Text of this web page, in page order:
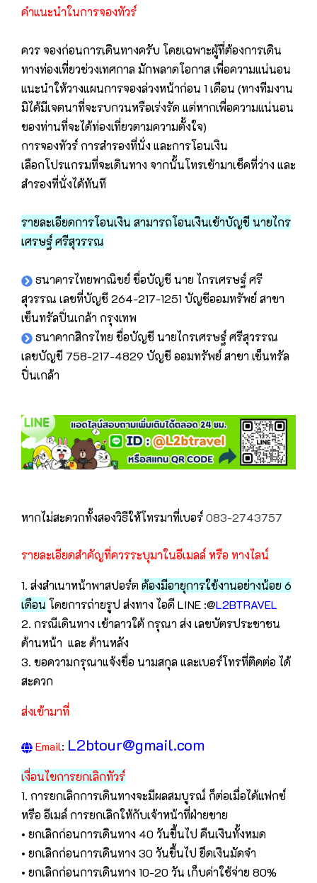
คำแนะนำในการจองทัวร์
ควร จองก่อนการเดินทางครับ โดยเฉพาะผู้ที่ต้องการเดิน
ทางท่องเที่ยวช่วงเทศกาล มักพลาดโอกาส เพื่อความแน่นอน
แนะนำให้วางแผนการจองล่วงหน้าก่อน 1 เดือน (ทางทีมงาน
มิได้มีเจตนาที่จะรบกวนหรือเร่งรัด แต่หากเพื่อความแน่นอน
ของท่านที่จะได้ท่องเที่ยวตามความตั้งใจ)
การจองทัวร์ การสำรองที่นั่ง และการโอนเงิน
เลือกโปรแกรมที่จะเดินทาง จากนั้นโทรเข้ามาเช็คที่ว่าง และ
สำรองที่นั่งได้ทันที
รายละเอียดการโอนเงิน สามารถโอนเงินเข้าบัญชี นายไกร
เศรษฐ์ ศรีสุวรรณ
ธนาคารไทยพาณิชย์ ชื่อบัญชี นาย ไกรเศรษฐ์ ศรี
สุวรรณ เลขที่บัญชี 264-217-1251 บัญชีออมทรัพย์ สาขา
เซ็นทรัลปิ่นเกล้า กรุงเทพ
ธนาคากสิกรไทย ชื่อบัญชี นายไกรเศรษฐ์ ศรีสุวรรณ
เลขบัญชี 758-217-4829 บัญชี ออมทรัพย์ สาขา เซ็นทรัล
ปิ่นเกล้า
หากไม่สะดวกทั้งสองวิธีให้โทรมาที่เบอร์083-2743757
รายละเอียดสำคัญที่ควรระบุมาในอีเมลล์ หรือ ทางไลน์
1. ส่งสำเนาหน้าพาสปอร์ตต้องมีอายุการใช้งานอย่างน้อย 6
เดือน โดยการถ่ายรูป ส่งทาง ไอดี LINE :@L2BTRAVEL
2. กรณีเดินทาง เข้าลาวใต้ กรุณา ส่ง เลขบัตรประชาชน
ด้านหน้า และ ด้านหลัง
3. ขอความกรุณาแจ้งชื่อ นามสกุล และเบอร์โทรที่ติดต่อ ได้
สะดวก
ส่งเข้ามาที่
Email: L2btour@gmail.com
เงื่อนไขการยกเลิกทัวร์
1. การยกเลิกการเดินทางจะมีผลสมบูรณ์ ก็ต่อเมื่อได้แฟกซ์
หรือ อีเมล์ การยกเลิกให้กับเจ้าหน้าที่ฝ่ายขาย
• ยกเลิกก่อนการเดินทาง 40 วันขึ้นไป คืนเงินทั้งหมด
• ยกเลิกก่อนการเดินทาง 30 วันขึ้นไป ยึดเงินมัดจำ
• ยกเลิกก่อนการเดินทาง 10-20 วัน เก็บค่าใช้จ่าย 80%